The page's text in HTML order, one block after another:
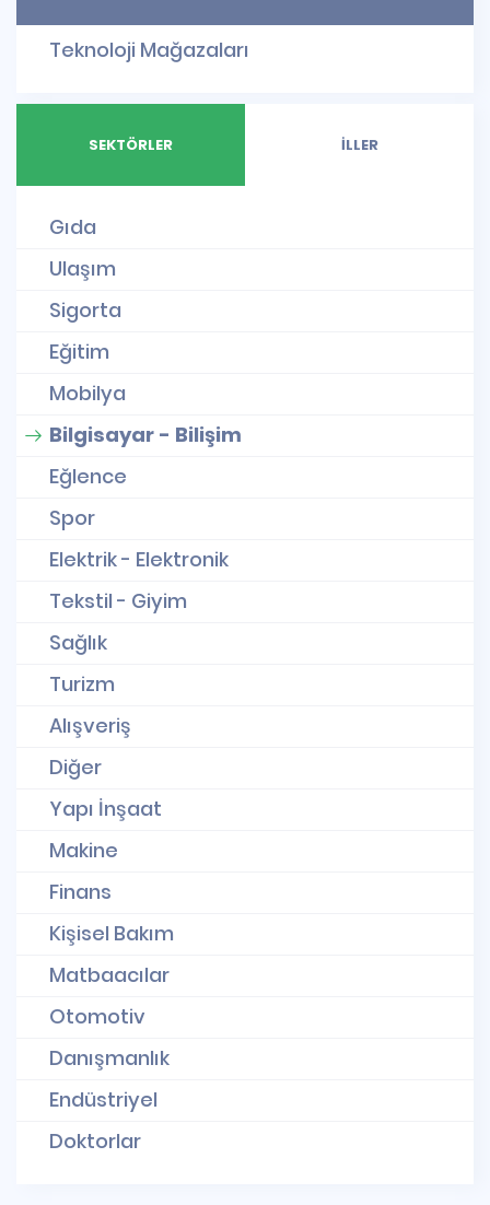
Teknoloji Mağazaları
SEKTÖRLER İLLER
Gıda
Ulaşım
Sigorta
Eğitim
Mobilya
Bilgisayar - Bilişim
Eğlence
Spor
Elektrik - Elektronik
Tekstil - Giyim
Sağlık
Turizm
Alışveriş
Diğer
Yapı İnşaat
Makine
Finans
Kişisel Bakım
Matbaacılar
Otomotiv
Danışmanlık
Endüstriyel
Doktorlar